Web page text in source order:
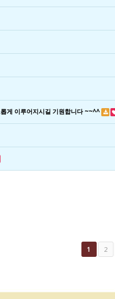
게 이루어지시길 기원합니다 ~~^^
1 2